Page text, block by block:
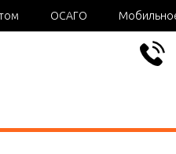
ОСАГО